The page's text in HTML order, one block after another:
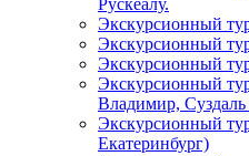
Рускеалу.
Экскурсионный
Экскурсионный
Экскурсионный
Экскурсионный
Владимир,
Экскурсионный
Екатеринбург)